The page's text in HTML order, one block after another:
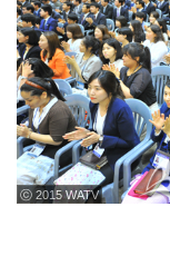
ⓒ 2015 WATV